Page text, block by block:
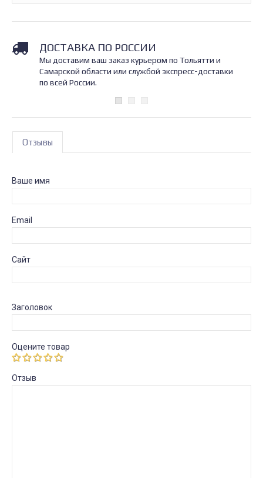
ДОСТАВКА ПО РОССИИ
Мы доставим ваш заказ курьером по Тольятти и
Самарской области или службой экспресс-доставки
по всей России.
Отзывы
Ваше имя
Email
Сайт
Заголовок
Оцените товар
Отзыв